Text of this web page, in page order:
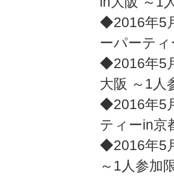
◆2016年5
ーパーテ
◆2016年5
大阪 ～1人
◆2016年5
ティーin京
◆2016年5
～1人参加